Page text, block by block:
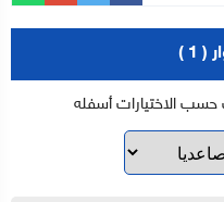
1 )
حسب الاختيارات أسفله